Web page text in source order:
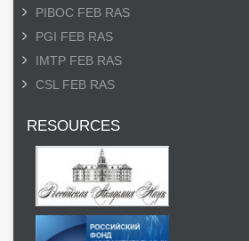
PIBOC FEB RAS
PGI FEB RAS
IMTP FEB RAS
CSL FEB RAS
RESOURCES